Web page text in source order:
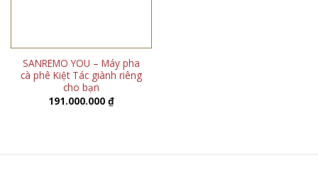
SANREMO YOU – Máy pha
cà phê Kiệt Tác giành riêng
cho bạn
191.000.000 ₫